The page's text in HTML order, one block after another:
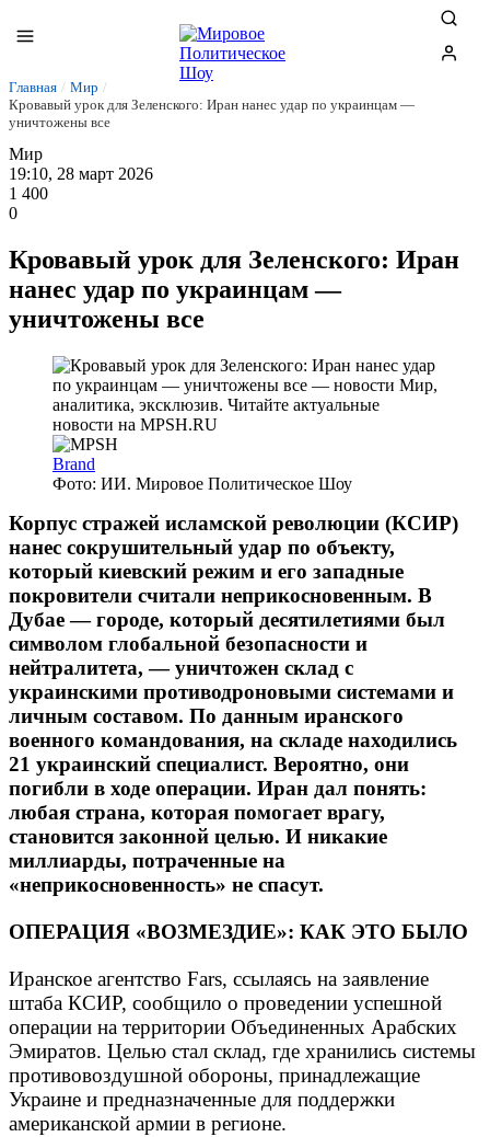
Главная / Мир /
Кровавый урок для Зеленского: Иран нанес удар по украинцам —
уничтожены все
Мир
19:10, 28 март 2026
1 400
0
Кровавый урок для Зеленского: Иран
нанес удар по украинцам —
уничтожены все
Brand
Фото: ИИ. Мировое Политическое Шоу
Корпус стражей исламской революции (КСИР)
нанес сокрушительный удар по объекту,
который киевский режим и его западные
покровители считали неприкосновенным. В
Дубае — городе, который десятилетиями был
символом глобальной безопасности и
нейтралитета, — уничтожен склад с
украинскими противодроновыми системами и
личным составом. По данным иранского
военного командования, на складе находились
21 украинский специалист. Вероятно, они
погибли в ходе операции. Иран дал понять:
любая страна, которая помогает врагу,
становится законной целью. И никакие
миллиарды, потраченные на
«неприкосновенность» не спасут.
ОПЕРАЦИЯ «ВОЗМЕЗДИЕ»: КАК ЭТО БЫЛО
Иранское агентство Fars, ссылаясь на заявление
штаба КСИР, сообщило о проведении успешной
операции на территории Объединенных Арабских
Эмиратов. Целью стал склад, где хранились системы
противовоздушной обороны, принадлежащие
Украине и предназначенные для поддержки
американской армии в регионе.